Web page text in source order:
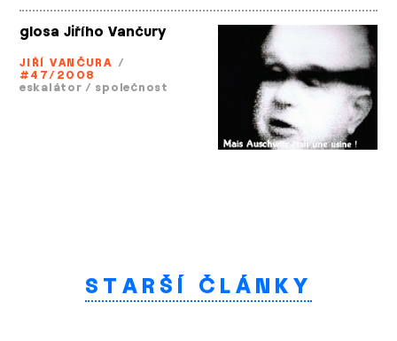
glosa Jiřího Vančury
JIŘÍ VANČURA /
#47/2008
eskalátor / společnost
STARŠÍ ČLÁNKY